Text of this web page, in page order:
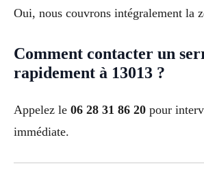
Oui, nous couvrons intégralement la
Comment contacter un
rapidement à 13013 ?
Appelez le 06 28 31 86 20 pour
immédiate.